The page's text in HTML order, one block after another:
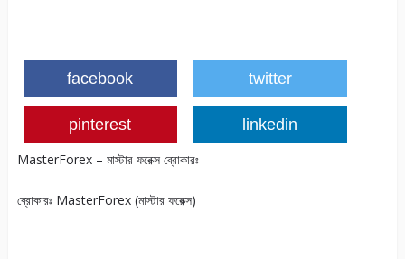
facebook twitter
pinterest linkedin
MasterForex – মাস্টার ফরেক্স ব্রোকারঃ
ব্রোকারঃ MasterForex (মাস্টার ফরেক্স)